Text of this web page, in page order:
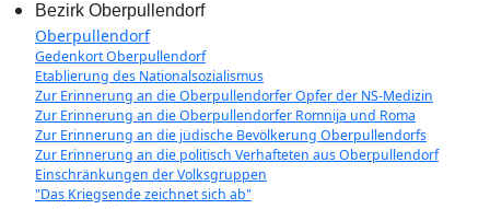
Bezirk Oberpullendorf
Oberpullendorf
Gedenkort Oberpullendorf
Etablierung des Nationalsozialismus
Zur Erinnerung an die Oberpullendorfer Opfer der NS-Medizin
Zur Erinnerung an die Oberpullendorfer Romnija und Roma
Zur Erinnerung an die jüdische Bevölkerung Oberpullendorfs
Zur Erinnerung an die politisch Verhafteten aus Oberpullendorf
Einschränkungen der Volksgruppen
"Das Kriegsende zeichnet sich ab"